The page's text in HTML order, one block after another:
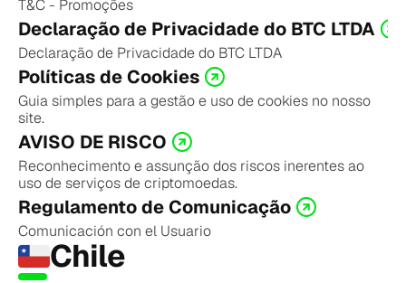
T&C - Promoções
Declaração de Privacidade do BTC LTDA
Declaração de Privacidade do BTC LTDA
Políticas de Cookies
Guia simples para a gestão e uso de cookies no nosso
site.
AVISO DE RISCO
Reconhecimento e assunção dos riscos inerentes ao
uso de serviços de criptomoedas.
Regulamento de Comunicação
Comunicación con el Usuario
Chile